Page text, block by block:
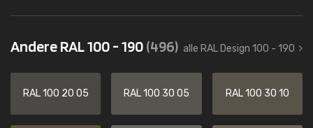
Andere RAL 100 - 190(496) alle RAL Design 100 - 190
RAL 100 20 05 RAL 100 30 05 RAL 100 30 10